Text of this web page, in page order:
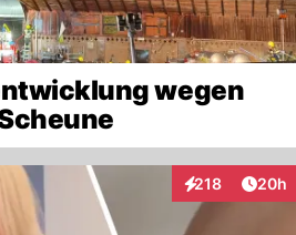
wegen
218
Interaktionen
20h